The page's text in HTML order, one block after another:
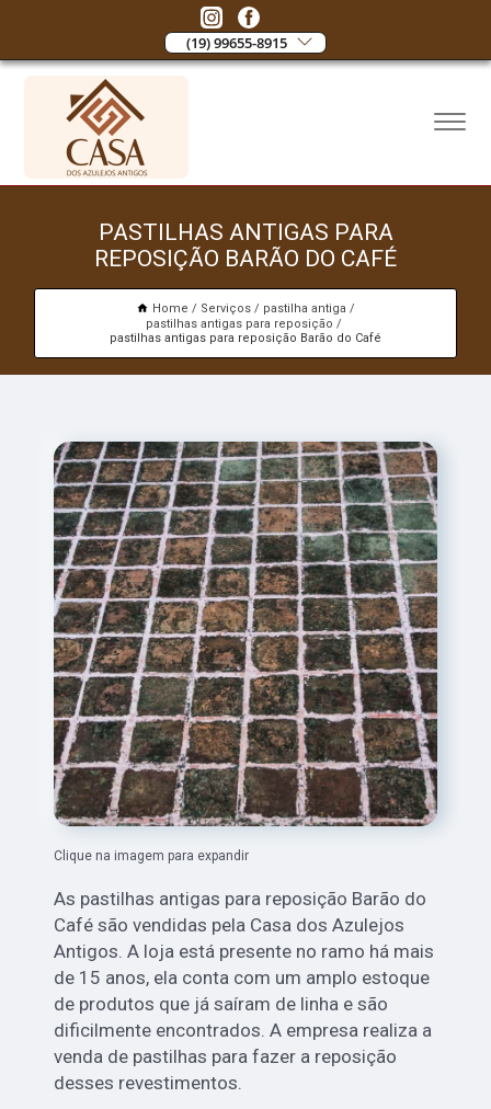
(19) 99655-8915
PASTILHAS ANTIGAS PARA
REPOSIÇÃO BARÃO DO CAFÉ
Home Serviços
pastilha antiga
pastilhas antigas para reposição
pastilhas antigas para reposição Barão do Café
Clique na imagem para expandir
As pastilhas antigas para reposição Barão do
Café são vendidas pela Casa dos Azulejos
Antigos. A loja está presente no ramo há mais
de 15 anos, ela conta com um amplo estoque
de produtos que já saíram de linha e são
dificilmente encontrados. A empresa realiza a
venda de pastilhas para fazer a reposição
desses revestimentos.